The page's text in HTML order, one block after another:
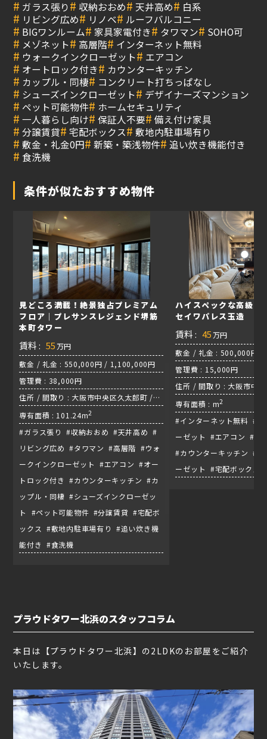
# ガラス張り# 収納おおめ# 天井高め# 白系
# リビング広め# リノベ# ルーフバルコニー
# BIGワンルーム# 家具家電付き# タワマン# SOHO可
# メゾネット# 高層階# インターネット無料
# ウォークインクローゼット# エアコン
# オートロック付き# カウンターキッチン
# カップル・同棲# コンクリート打ちっぱなし
# シューズインクローゼット# デザイナーズマンション
# ペット可能物件# ホームセキュリティ
# 一人暮らし向け# 保証人不要# 備え付け家具
# 分譲賃貸# 宅配ボックス# 敷地内駐車場有り
# 敷金・礼金0円# 新築・築浅物件# 追い炊き機能付き
# 食洗機
条件が似たおすすめ物件
見どころ満載！絶景独占プレミアム
フロア｜プレサンスレジェンド堺筋
本町タワー
賃料 : 55 万円
敷金 / 礼金 : 550,000円 / 1,100,000円
管理費 : 38,000円
住所 / 間取り : 大阪市中央区久太郎町 /
2LDK / 堺筋線『堺筋本町駅』
専有面積 : 101.24m2
#ガラス張り #収納おおめ #天井高め #
リビング広め #タワマン #高層階 #ウォ
ークインクローゼット #エアコン #オー
トロック付き #カウンターキッチン #カ
ップル・同棲 #シューズインクローゼッ
ト #ペット可能物件 #分譲賃貸 #宅配ボ
ックス #敷地内駐車場有り #追い炊き機
能付き #食洗機
ハイスペックな高級感
セイワパレス玉造
賃料 : 45 万円
敷金 / 礼金 : 500,000円 /
管理費 : 15,000円
住所 / 間取り : 大阪市中
/ 地下鉄長堀鶴見緑地線『
専有面積 : m2
#インターネット無料 #ウ
ーゼット #エアコン #オ
#カウンターキッチン #シ
ーゼット #宅配ボックス
プラウドタワー北浜のスタッフコラム
本日は【プラウドタワー北浜】の2LDKのお部屋をご紹介
いたします。